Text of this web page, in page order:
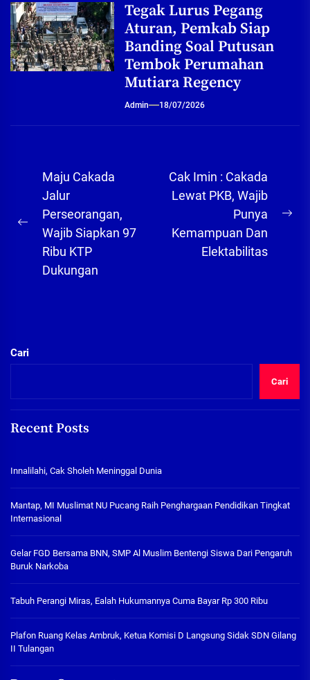
Tegak Lurus Pegang
Aturan, Pemkab Siap
Banding Soal Putusan
Tembok Perumahan
Mutiara Regency
Admin 18/07/2026
Navigasi
pos
Previous
post:
Maju Cakada
Jalur
Perseorangan,
Wajib Siapkan 97
Ribu KTP
Dukungan
Cak Imin : Cakada
Lewat PKB, Wajib
Punya
Kemampuan Dan
Elektabilitas
Cari
Cari
Recent Posts
Innalilahi, Cak Sholeh Meninggal Dunia
Mantap, MI Muslimat NU Pucang Raih Penghargaan Pendidikan Tingkat
Internasional
Gelar FGD Bersama BNN, SMP Al Muslim Bentengi Siswa Dari Pengaruh
Buruk Narkoba
Tabuh Perangi Miras, Ealah Hukumannya Cuma Bayar Rp 300 Ribu
Plafon Ruang Kelas Ambruk, Ketua Komisi D Langsung Sidak SDN Gilang
II Tulangan